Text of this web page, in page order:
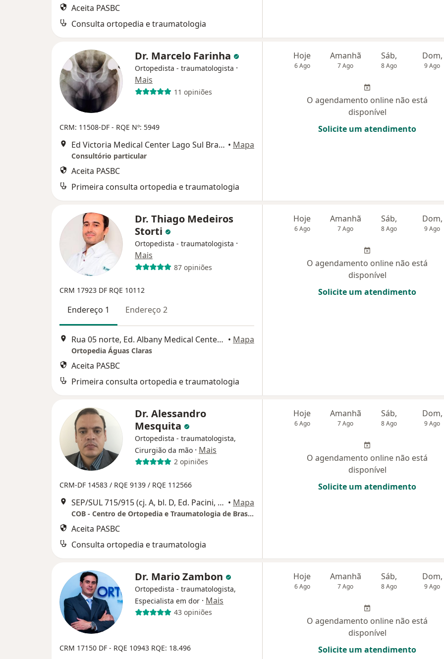
Aceita PASBC
Consulta ortopedia e traumatologia
Dr. Marcelo Farinha
Ortopedista - traumatologista ·
Mais
11 opiniões
CRM: 11508-DF - RQE Nº: 5949
Ed Victoria Medical Center Lago Sul Brasilia DF, Brasília • Mapa
Consultório particular
Aceita PASBC
Primeira consulta ortopedia e traumatologia
Hoje
6 Ago
Amanhã
7 Ago
Sáb,
8 Ago
Dom,
9 Ago
O agendamento online não está
disponível
Solicite um atendimento
Dr. Thiago Medeiros
Storti
Ortopedista - traumatologista ·
Mais
87 opiniões
CRM 17923 DF RQE 10112
Endereço 1 Endereço 2
Rua 05 norte, Ed. Albany Medical Center loja 18, Águas Claras • Mapa
Ortopedia Águas Claras
Aceita PASBC
Primeira consulta ortopedia e traumatologia
Hoje
6 Ago
Amanhã
7 Ago
Sáb,
8 Ago
Dom,
9 Ago
O agendamento online não está
disponível
Solicite um atendimento
Dr. Alessandro
Mesquita
Ortopedista - traumatologista,
Cirurgião da mão · Mais
2 opiniões
CRM-DF 14583 / RQE 9139 / RQE 112566
SEP/SUL 715/915 (cj. A, bl. D, Ed. Pacini, Terreo), Brasília • Mapa
COB - Centro de Ortopedia e Traumatologia de Brasília
Aceita PASBC
Consulta ortopedia e traumatologia
Hoje
6 Ago
Amanhã
7 Ago
Sáb,
8 Ago
Dom,
9 Ago
O agendamento online não está
disponível
Solicite um atendimento
Dr. Mario Zambon
Ortopedista - traumatologista,
Especialista em dor · Mais
43 opiniões
CRM 17150 DF - RQE 10943 RQE: 18.496
Hoje
6 Ago
Amanhã
7 Ago
Sáb,
8 Ago
Dom,
9 Ago
O agendamento online não está
disponível
Solicite um atendimento